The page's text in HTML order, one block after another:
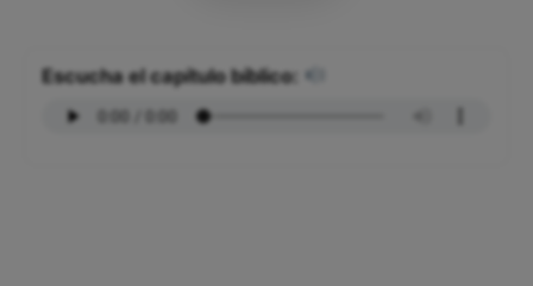
Escucha el capítulo bíblico: